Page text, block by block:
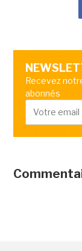
Recevez
abonnés